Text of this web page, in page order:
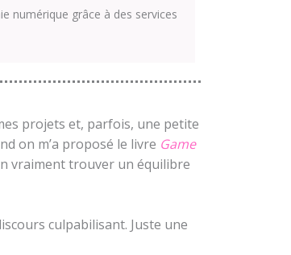
numérique grâce à des services
projets et, parfois, une petite
on m’a proposé le livre Game
vraiment trouver un équilibre
culpabilisant. Juste une